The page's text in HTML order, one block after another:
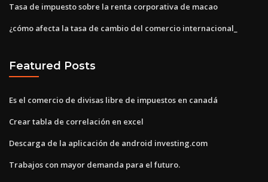
Tasa de impuesto sobre la renta corporativa de macao
¿cómo afecta la tasa de cambio del comercio internacional_
Featured Posts
Es el comercio de divisas libre de impuestos en canadá
Crear tabla de correlación en excel
Descarga de la aplicación de android investing.com
Trabajos con mayor demanda para el futuro.